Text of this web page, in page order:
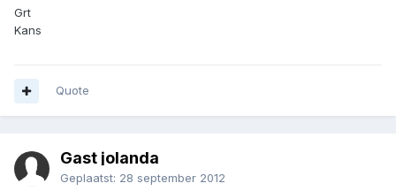
Grt
Kans
Quote
Gast jolanda
Geplaatst: 28 september 2012